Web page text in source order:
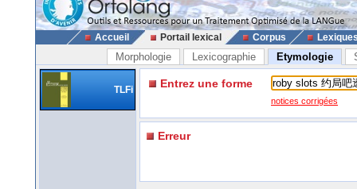
Accueil Portail lexical Corpus
Morphologie Lexicographie Etymologie
TLFi Entrez une forme
notices corrigées
Erreur